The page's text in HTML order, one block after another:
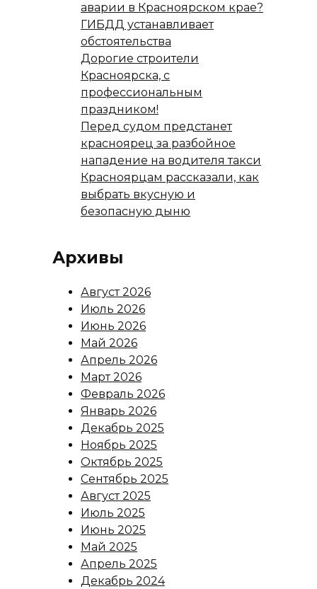
аварии в Красноярском крае?
ГИБДД устанавливает
обстоятельства
Дорогие строители
Красноярска, с
профессиональным
праздником!
Перед судом предстанет
красноярец за разбойное
нападение на водителя такси
Красноярцам рассказали, как
выбрать вкусную и
безопасную дыню
Архивы
Август 2026
Июль 2026
Июнь 2026
Май 2026
Апрель 2026
Март 2026
Февраль 2026
Январь 2026
Декабрь 2025
Ноябрь 2025
Октябрь 2025
Сентябрь 2025
Август 2025
Июль 2025
Июнь 2025
Май 2025
Апрель 2025
Декабрь 2024